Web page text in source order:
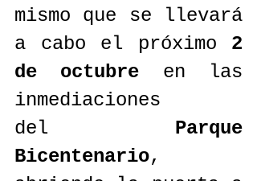
mismo que se llevará
a cabo el próximo 2
de octubre en las
inmediaciones
del Parque
Bicentenario,